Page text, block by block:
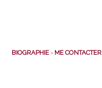
BIOGRAPHIE - ME CONTACTER